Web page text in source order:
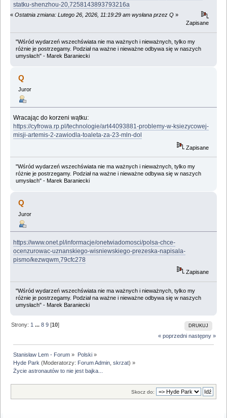
statku-shenzhou-20,7258143893793216a
« Ostatnia zmiana: Lutego 26, 2026, 11:19:29 am wysłana przez Q »
Zapisane
"Wśród wydarzeń wszechświata nie ma ważnych i nieważnych, tylko my
różnie je postrzegamy. Podział na ważne i nieważne odbywa się w naszych
umysłach" - Marek Baraniecki
Q
Juror
Wracając do korzeni wątku:
https://cyfrowa.rp.pl/technologie/art44093881-problemy-w-ksiezycowej-
misji-artemis-2-zawiodla-toaleta-za-23-mln-dol
Zapisane
"Wśród wydarzeń wszechświata nie ma ważnych i nieważnych, tylko my
różnie je postrzegamy. Podział na ważne i nieważne odbywa się w naszych
umysłach" - Marek Baraniecki
Q
Juror
https://www.onet.pl/informacje/onetwiadomosci/polsa-chce-
ocenzurowac-uznanskiego-wisniewskiego-prezeska-napisala-
pismo/kezwqwm,79cfc278
Zapisane
"Wśród wydarzeń wszechświata nie ma ważnych i nieważnych, tylko my
różnie je postrzegamy. Podział na ważne i nieważne odbywa się w naszych
umysłach" - Marek Baraniecki
DRUKUJ
Strony: 1 ...8 9 [10]
« poprzedni następny »
Stanisław Lem - Forum » Polski»
Hyde Park (Moderatorzy: Forum Admin ,skrzat) »
Życie astronautów to nie jest bajka...
Skocz do: